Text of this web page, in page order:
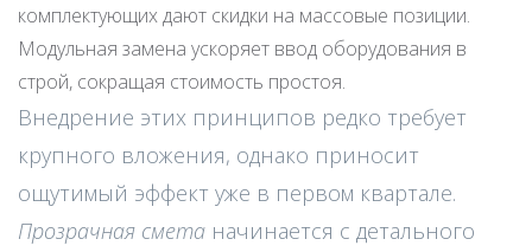
комплектующих дают скидки на массовые позиции.
Модульная замена ускоряет ввод оборудования в
строй, сокращая стоимость простоя.
Внедрение этих принципов редко требует
крупного вложения, однако приносит
ощутимый эффект уже в первом квартале.
Прозрачная смета начинается с детального